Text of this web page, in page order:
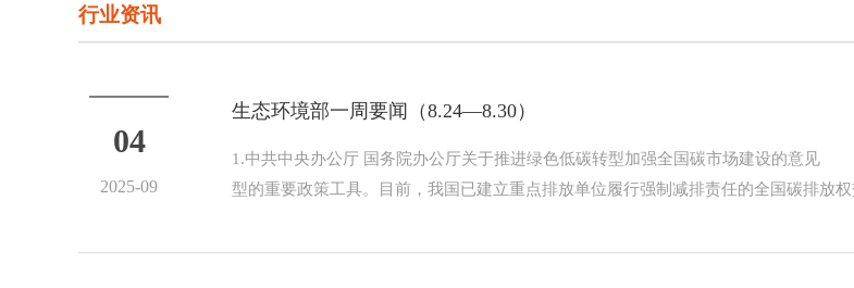
行业资讯
04
2025-09
生态环境部一周要闻（8.24—8.30）
1.中共中央办公厅 国务院办公厅关于推进绿色低碳转型加强全国碳市场建设的意
型的重要政策工具。目前，我国已建立重点排放单位履行强制减排责任的全国碳排放